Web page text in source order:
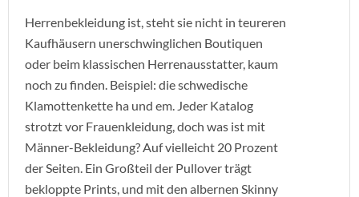
Herrenbekleidung ist, steht sie nicht in teureren
Kaufhäusern unerschwinglichen Boutiquen
oder beim klassischen Herrenausstatter, kaum
noch zu finden. Beispiel: die schwedische
Klamottenkette ha und em. Jeder Katalog
strotzt vor Frauenkleidung, doch was ist mit
Männer-Bekleidung? Auf vielleicht 20 Prozent
der Seiten. Ein Großteil der Pullover trägt
bekloppte Prints, und mit den albernen Skinny